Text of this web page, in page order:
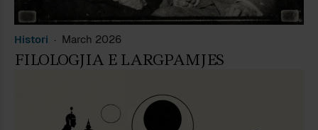
Histori March 2026
FILOLOGJIA E LARGPAMJES